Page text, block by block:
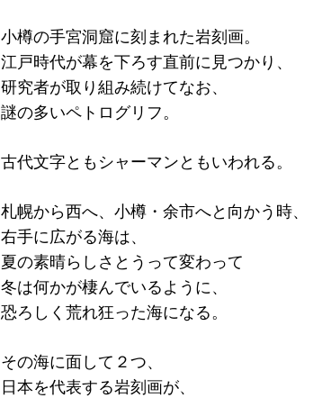
小樽の手宮洞窟に刻まれた岩刻画。
江戸時代が幕を下ろす直前に見つかり、
研究者が取り組み続けてなお、
謎の多いペトログリフ。
古代文字ともシャーマンともいわれる。
札幌から西へ、小樽・余市へと向かう時、
右手に広がる海は、
夏の素晴らしさとうって変わって
冬は何かが棲んでいるように、
恐ろしく荒れ狂った海になる。
その海に面して２つ、
日本を代表する岩刻画が、